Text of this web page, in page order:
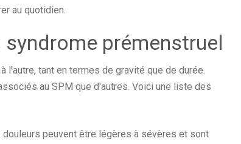
au quotidien.
prémenstruel
l'autre, tant en termes de gravité que de durée.
au SPM que d'autres. Voici une liste des
douleurs peuvent être légères à sévères et sont